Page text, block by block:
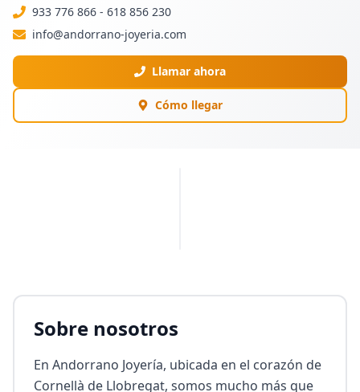
933 776 866 - 618 856 230
info@andorrano-joyeria.com
Llamar ahora
Cómo llegar
Sobre nosotros
En Andorrano Joyería, ubicada en el corazón de
Cornellà de Llobregat, somos mucho más que